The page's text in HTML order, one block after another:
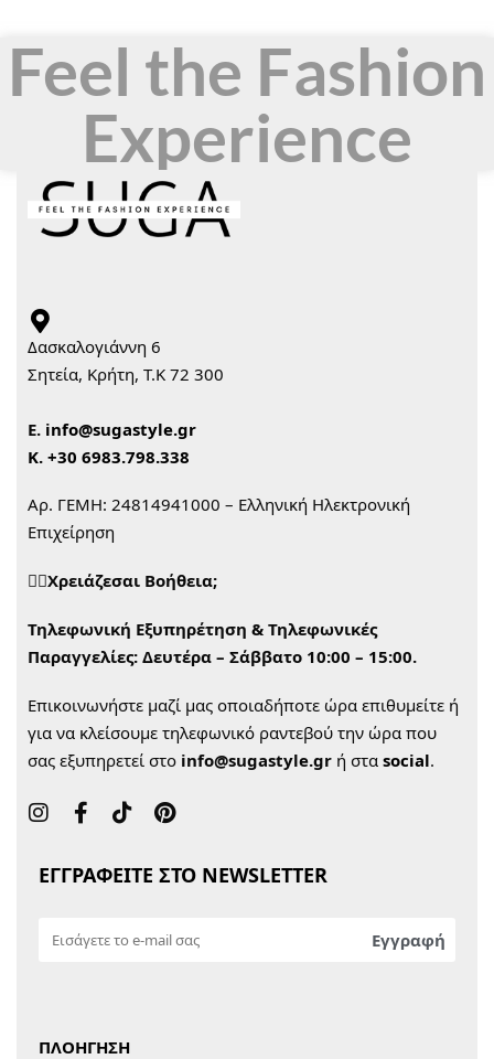
Feel the Fashion
Experience
Δασκαλογιάννη 6
Σητεία, Κρήτη, Τ.Κ 72 300
Ε. info@sugastyle.gr
Κ. +30 6983.798.338
Αρ. ΓΕΜΗ: 24814941000 – Ελληνική Ηλεκτρονική
Επιχείρηση
🙋‍♀️Χρειάζεσαι Βοήθεια;
Τηλεφωνική Εξυπηρέτηση & Τηλεφωνικές
Παραγγελίες: Δευτέρα – Σάββατο 10:00 – 15:00.
Επικοινωνήστε μαζί μας οποιαδήποτε ώρα επιθυμείτε ή
για να κλείσουμε τηλεφωνικό ραντεβού την ώρα που
σας εξυπηρετεί στο info@sugastyle.gr ή στα social.
ΕΓΓΡΑΦΕΙΤΕ ΣΤΟ NEWSLETTER
ΠΛΟΗΓΗΣΗ